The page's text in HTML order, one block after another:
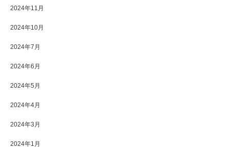
2024年11月
2024年10月
2024年7月
2024年6月
2024年5月
2024年4月
2024年3月
2024年1月